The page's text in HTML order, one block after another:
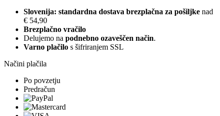
Slovenija: standardna dostava brezplačna za pošiljke nad
€ 54,90
Brezplačno vračilo
Delujemo na podnebno ozaveščen način.
Varno plačilo s šifriranjem SSL
Načini plačila
Po povzetju
Predračun